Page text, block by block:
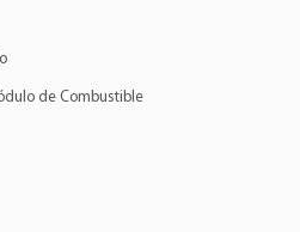
de Combustible